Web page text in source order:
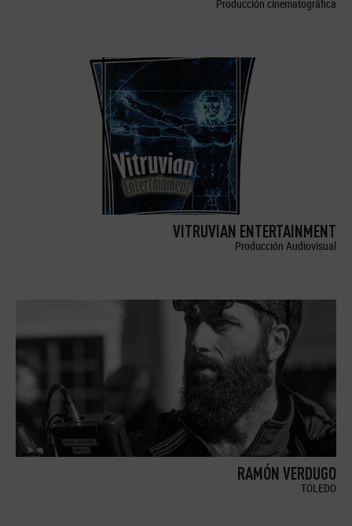
Producción cinematográfica
VITRUVIAN ENTERTAINMENT
Producción Audiovisual
RAMÓN VERDUGO
TOLEDO